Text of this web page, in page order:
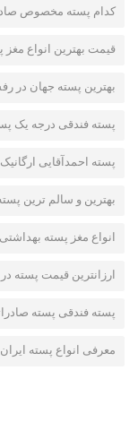
کدام پسته مخصوص
قیمت بهترین انواع
بهترین پسته جهان در
پسته فندقی درجه یک
پسته احمدآقایی
بهترین و سالم ترین
انواع مغز پسته
ارزانترین قیمت پسته
پسته فندقی پسته
معرفی انواع پسته ایران